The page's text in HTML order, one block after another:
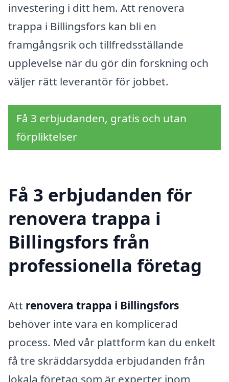
investering i ditt hem. Att renovera
trappa i Billingsfors kan bli en
framgångsrik och tillfredsställande
upplevelse när du gör din forskning och
väljer rätt leverantör för jobbet.
Få 3 erbjudanden, gratis och utan
förpliktelser
Få 3 erbjudanden för
renovera trappa i
Billingsfors från
professionella företag
Att renovera trappa i Billingsfors
behöver inte vara en komplicerad
process. Med vår plattform kan du enkelt
få tre skräddarsydda erbjudanden från
lokala företag som är experter inom